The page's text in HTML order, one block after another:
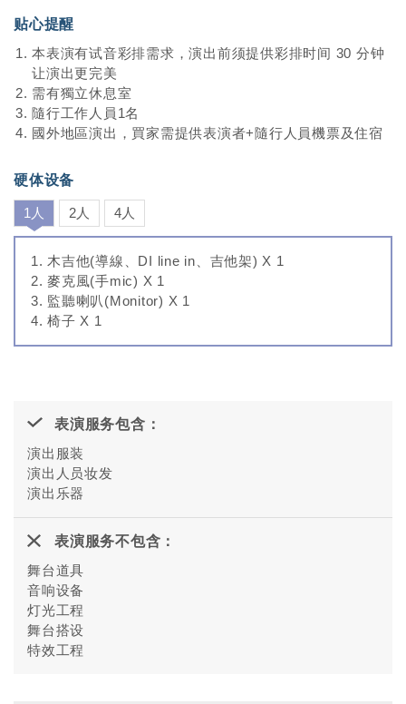
贴心提醒
本表演有试音彩排需求，演出前须提供彩排时间 30 分钟
让演出更完美
需有獨立休息室
隨行工作人員1名
國外地區演出，買家需提供表演者+隨行人員機票及住宿
硬体设备
1人 2人 4人
木吉他(導線、DI line in、吉他架) X 1
麥克風(手mic) X 1
監聽喇叭(Monitor) X 1
椅子 X 1
表演服务包含：
演出服装
演出人员妆发
演出乐器
表演服务不包含：
舞台道具
音响设备
灯光工程
舞台搭设
特效工程